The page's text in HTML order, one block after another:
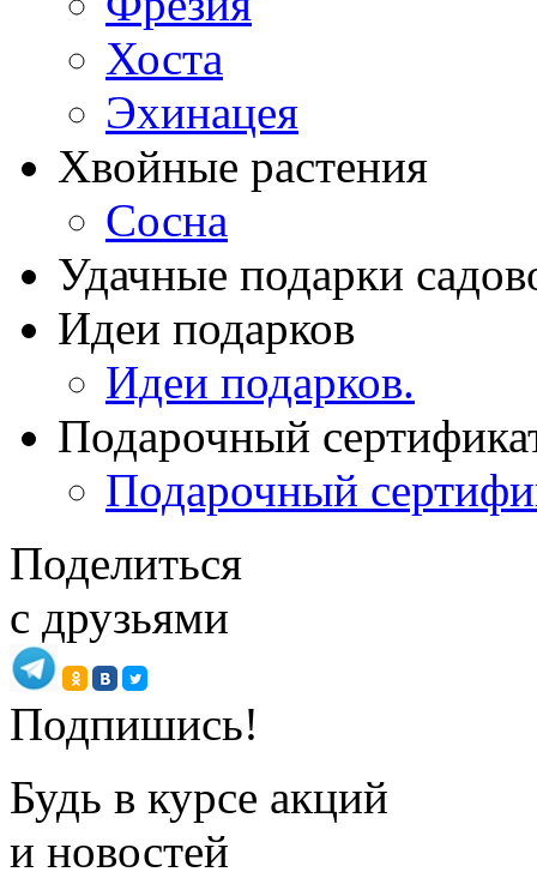
Хоста
Эхинацея
Хвойные растения
Сосна
Удачные подарки
Идеи подарков
Идеи подарков.
Подарочный
Подарочный
Поделиться
с друзьями
Подпишись!
Будь в курсе акций
и новостей